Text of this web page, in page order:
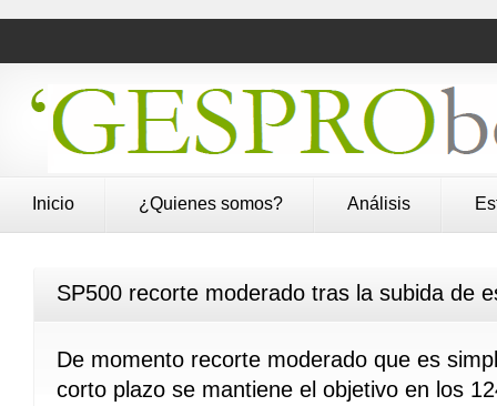
Inicio ¿Quienes somos? Análisis
SP500 recorte moderado tras la subida de
De momento recorte moderado que es
corto plazo se mantiene el objetivo en los